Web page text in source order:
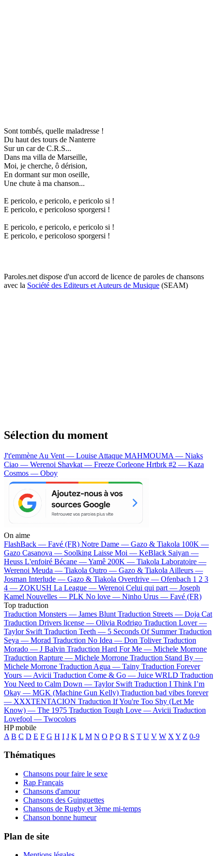
Sont tombés, quelle maladresse !
Du haut des tours de Nanterre
Sur un car de C.R.S...
Dans ma villa de Marseille,
Moi, je cherche, ô dérision,
En dormant sur mon oseille,
Une chute à ma chanson...
E pericolo, e pericolo, e pericolo si !
E pericolo, e pericoloso sporgersi !
E pericolo, e pericolo, e pericolo si !
E pericolo, e pericoloso sporgersi !
Paroles.net dispose d'un accord de licence de paroles de chansons
avec la Société des Editeurs et Auteurs de Musique (SEAM)
Sélection du moment
J't'emmène Au Vent — Louise Attaque MAHMOUMA — Niaks
Ciao — Werenoi Shavkat — Freeze Corleone Hrtbrk #2 — Kaza
Cosmos — Oboy
On aime
FlashBack — Favé (FR) Notre Dame — Gazo & Tiakola 100K —
Gazo Casanova — Soolking Laisse Moi — KeBlack Saiyan —
Heuss L'enfoiré Bécane —Yamê 200K — Tiakola Laboratoire —
Werenoi Meuda — Tiakola Outro — Gazo & Tiakola Ailleurs —
Josman Interlude — Gazo & Tiakola Overdrive — Ofenbach 1 2 3
4 — ZOKUSH La League — Werenoi Celui qui part — Joseph
Kamel Nouvelles — PLK No love — Ninho Urus — Favé (FR)
Top traduction
Traduction Monsters — James Blunt Traduction Streets — Doja Cat
Traduction Drivers license — Olivia Rodrigo Traduction Lover —
Taylor Swift Traduction Teeth — 5 Seconds Of Summer Traduction
Seya — Morad Traduction No Idea — Don Toliver Traduction
Morado — J Balvin Traduction Hard For Me — Michele Morrone
Traduction Rapture — Michele Morrone Traduction Stand By —
Michele Morrone Traduction Agua — Tainy Traduction Forever
Yours — Avicii Traduction Come & Go — Juice WRLD Traduction
You Need to Calm Down — Taylor Swift Traduction I Think I’m
Okay — MGK (Machine Gun Kelly) Traduction bad vibes forever
— XXXTENTACION Traduction If You're Too Shy (Let Me
Know) — The 1975 Traduction Tough Love — Avicii Traduction
Lovefool — Twocolors
HP mobile
A B C D E F G H I J K L M N O P Q R S T U V W X Y Z 0-9
Thématiques
Chansons pour faire le sexe
Rap Français
Chansons d'amour
Chansons des Guinguettes
Chansons de Rugby et 3ème mi-temps
Chanson bonne humeur
Plan de site